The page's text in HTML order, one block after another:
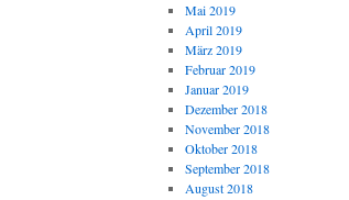
Mai 2019
April 2019
März 2019
Februar 2019
Januar 2019
Dezember 2018
November 2018
Oktober 2018
September 2018
August 2018